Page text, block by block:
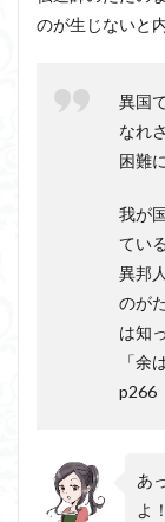
のが生じないと
異国
なれ
困難
我が
てい
異邦
のが
は知
「余
p266
あ
よ！